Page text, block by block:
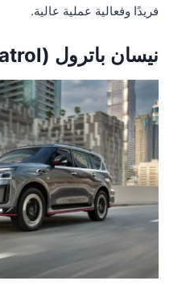
فريدًا وفعالية عملية عالية.
نيسان باترول (Nissan Patrol)